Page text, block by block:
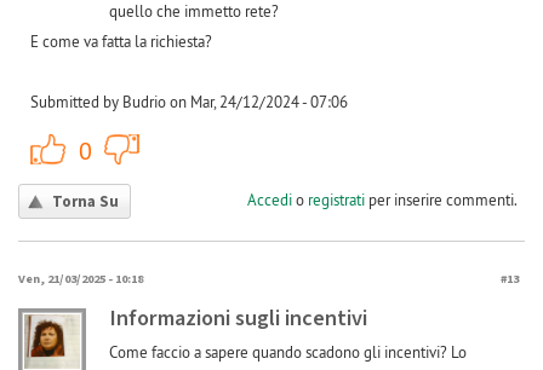
quello che immetto rete?
E come va fatta la richiesta?
Submitted by Budrio on Mar, 24/12/2024 - 07:06
0
Torna Su Accedio registratiper inserire commenti.
Ven, 21/03/2025 - 10:18 #13
Informazioni sugli incentivi
Come faccio a sapere quando scadono gli incentivi? Lo